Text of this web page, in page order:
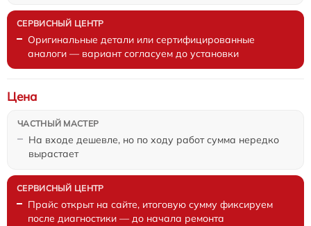
Оригинальные детали или сертифицированные
аналоги — вариант согласуем до установки
На входе дешевле, но по ходу работ сумма нередко
вырастает
Цена
Прайс открыт на сайте, итоговую сумму фиксируем
после диагностики — до начала ремонта